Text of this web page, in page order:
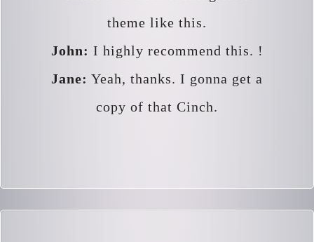
theme like this.
John: I highly recommend this. !
Jane: Yeah, thanks. I gonna get a
copy of that Cinch.